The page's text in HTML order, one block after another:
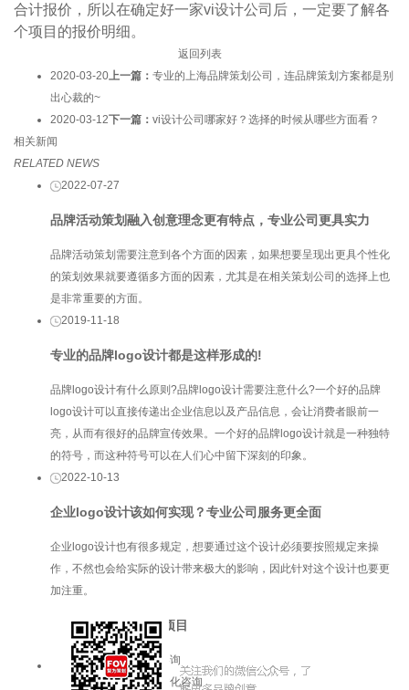
合计报价，所以在确定好一家vi设计公司后，一定要了解各
个项目的报价明细。
返回列表
2020-03-20上一篇： 专业的上海品牌策划公司，连品牌策划方案都是别
出心裁的~
2020-03-12下一篇： vi设计公司哪家好？选择的时候从哪些方面看？
相关新闻
RELATED NEWS
2022-07-27
品牌活动策划融入创意理念更有特点，专业公司更具实力
品牌活动策划需要注意到各个方面的因素，如果想要呈现出更具个性化
的策划效果就要遵循多方面的因素，尤其是在相关策划公司的选择上也
是非常重要的方面。
2019-11-18
专业的品牌logo设计都是这样形成的!
品牌logo设计有什么原则?品牌logo设计需要注意什么?一个好的品牌
logo设计可以直接传递出企业信息以及产品信息，会让消费者眼前一
亮，从而有很好的品牌宣传效果。一个好的品牌logo设计就是一种独特
的符号，而这种符号可以在人们心中留下深刻的印象。
2022-10-13
企业logo设计该如何实现？专业公司服务更全面
企业logo设计也有很多规定，想要通过这个设计必须要按照规定来操
作，不然也会给实际的设计带来极大的影响，因此针对这个设计也要更
加注重。
服务项目
品牌咨询
企业文化咨询